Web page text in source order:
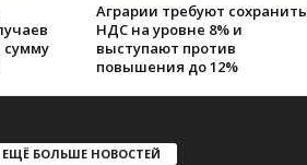
Аграрии требуют сохранить
НДС на уровне 8% и
выступают против
повышения до 12%
ЕЩЁ БОЛЬШЕ НОВОСТЕЙ